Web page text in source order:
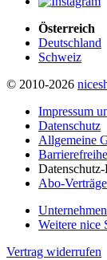
Österreich
Deutschland
Schweiz
© 2010-2026
Impressum
Datenschutz
Allgemeine
Abo-
Unternehmen
Weitere nice
Vertrag widerrufen